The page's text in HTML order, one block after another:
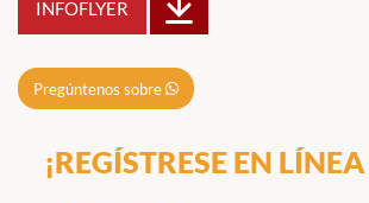
INFOFLYER
Pregúntenos sobre
¡REGÍSTRESE EN